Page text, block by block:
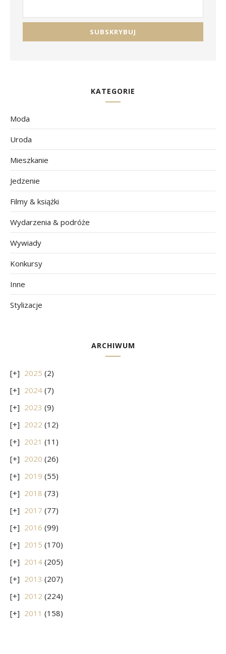
KATEGORIE
Moda
Uroda
Mieszkanie
Jedzenie
Filmy & książki
Wydarzenia & podróże
Wywiady
Konkursy
Inne
Stylizacje
ARCHIWUM
2025 (2)
2024 (7)
2023 (9)
2022 (12)
2021 (11)
2020 (26)
2019 (55)
2018 (73)
2017 (77)
2016 (99)
2015 (170)
2014 (205)
2013 (207)
2012 (224)
2011 (158)